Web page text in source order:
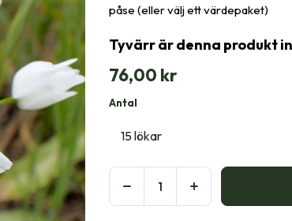
påse (eller välj ett värdepaket)
Tyvärr är denna produkt
76,00 kr
Antal